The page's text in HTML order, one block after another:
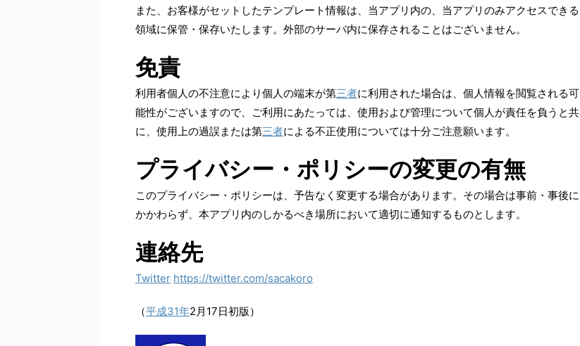
また、お客様がセットしたテンプレート情報は、当アプリ内の、当アプリのみアクセスできる
領域に保管・保存いたします。外部のサーバ内に保存されることはございません。
免責
利用者個人の不注意により個人の端末が第三者に利用された場合は、個人情報を閲覧される可
能性がございますので、ご利用にあたっては、使用および管理について個人が責任を負うと共
に、使用上の過誤または第三者による不正使用については十分ご注意願います。
プライバシー・ポリシーの変更の有無
このプライバシー・ポリシーは、予告なく変更する場合があります。その場合は事前・事後に
かかわらず、本アプリ内のしかるべき場所において適切に通知するものとします。
連絡先
Twitter https://twitter.com/sacakoro
（平成31年2月17日初版）